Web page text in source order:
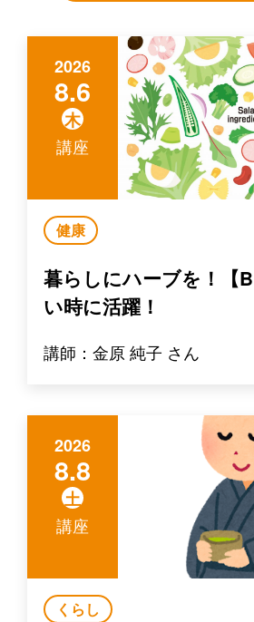
2026
8.6
木
講座
健康
暮らしにハーブを！【
い時に活躍！
講師：金原 純子 さん
2026
8.8
土
講座
くらし